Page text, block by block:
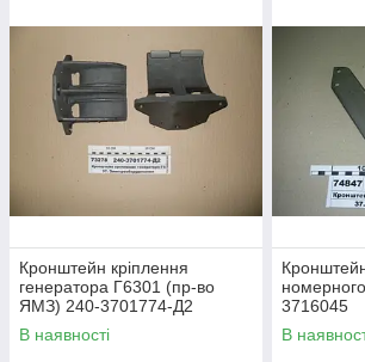
Кронштейн кріплення
генератора Г6301 (пр-во
ЯМЗ) 240-3701774-Д2
В наявності
3716045
В